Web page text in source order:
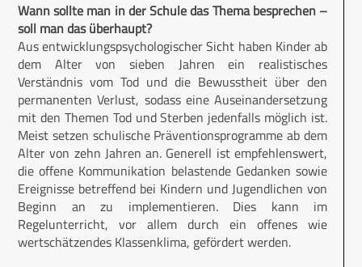
Wann sollte man in der Schule das Thema besprechen –
soll man das überhaupt?
Aus entwicklungspsychologischer Sicht haben Kinder ab
dem Alter von sieben Jahren ein realistisches
Verständnis vom Tod und die Bewusstheit über den
permanenten Verlust, sodass eine Auseinandersetzung
mit den Themen Tod und Sterben jedenfalls möglich ist.
Meist setzen schulische Präventionsprogramme ab dem
Alter von zehn Jahren an. Generell ist empfehlenswert,
die offene Kommunikation belastende Gedanken sowie
Ereignisse betreffend bei Kindern und Jugendlichen von
Beginn an zu implementieren. Dies kann im
Regelunterricht, vor allem durch ein offenes wie
wertschätzendes Klassenklima, gefördert werden.